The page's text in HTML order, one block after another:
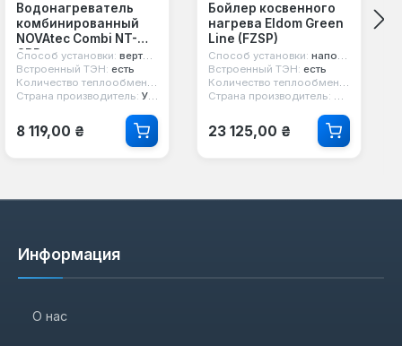
Водонагреватель
комбинированный
NOVAtec Combi NT-
CBR
Способ установки: вертикальный
Встроенный ТЭН: есть
Количество теплообменников:
Страна производитель: Украина
Обычная цена:
8 119,00 ₴
Бойлер косвенного
нагрева Eldom Green
Line (FZSP)
Способ установки: напольный
Встроенный ТЭН: есть
Количество теплообменников:
Страна производитель: Болгария
Обычная цена:
23 125,00 ₴
Информация
О нас